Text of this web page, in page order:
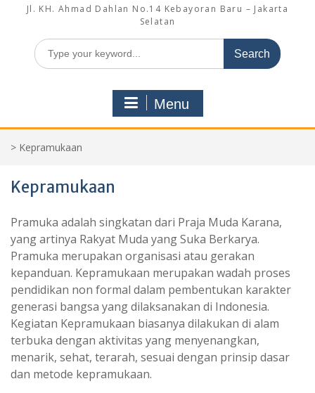
Jl. KH. Ahmad Dahlan No.14 Kebayoran Baru – Jakarta
Selatan
Search
for:
Menu
> Kepramukaan
Kepramukaan
Pramuka adalah singkatan dari Praja Muda Karana,
yang artinya Rakyat Muda yang Suka Berkarya.
Pramuka merupakan organisasi atau gerakan
kepanduan. Kepramukaan merupakan wadah proses
pendidikan non formal dalam pembentukan karakter
generasi bangsa yang dilaksanakan di Indonesia.
Kegiatan Kepramukaan biasanya dilakukan di alam
terbuka dengan aktivitas yang menyenangkan,
menarik, sehat, terarah, sesuai dengan prinsip dasar
dan metode kepramukaan.